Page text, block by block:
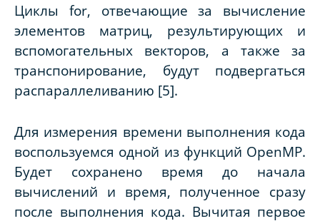
Циклы for, отвечающие за вычисление
элементов матриц, результирующих и
вспомогательных векторов, а также за
транспонирование, будут подвергаться
распараллеливанию [5].
Для измерения времени выполнения кода
воспользуемся одной из функций OpenMP.
Будет сохранено время до начала
вычислений и время, полученное сразу
после выполнения кода. Вычитая первое